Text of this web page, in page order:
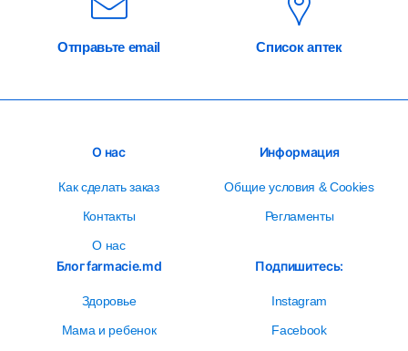
Отправьте email Список аптек
О нас
Как сделать заказ
Контакты
О нас
Информация
Общие условия & Cookies
Регламенты
Блог farmacie.md
Здоровье
Мама и ребенок
Подпишитесь:
Instagram
Facebook